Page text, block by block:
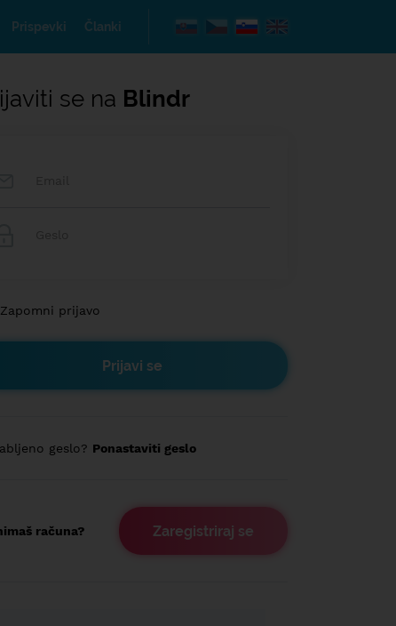
Prispevki Članki
se na Blindr
Zapomni prijavo
geslo? Ponastaviti geslo
računa? Zaregistriraj se